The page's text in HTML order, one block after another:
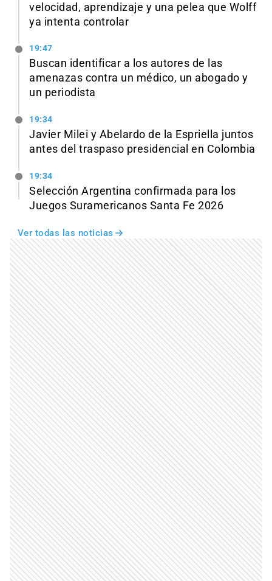
velocidad, aprendizaje y una pelea que Wolff
ya intenta controlar
19:47
Buscan identificar a los autores de las
amenazas contra un médico, un abogado y
un periodista
19:34
Javier Milei y Abelardo de la Espriella juntos
antes del traspaso presidencial en Colombia
19:34
Selección Argentina confirmada para los
Juegos Suramericanos Santa Fe 2026
Ver todas las noticias